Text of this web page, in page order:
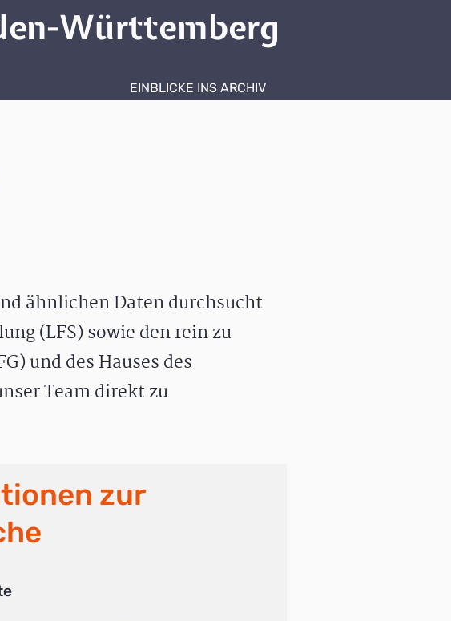
Württemberg
EINBLICKE INS ARCHIV
ähnlichen Daten durchsucht
(LFS) sowie den rein zu
und des Hauses des
Team direkt zu
zur